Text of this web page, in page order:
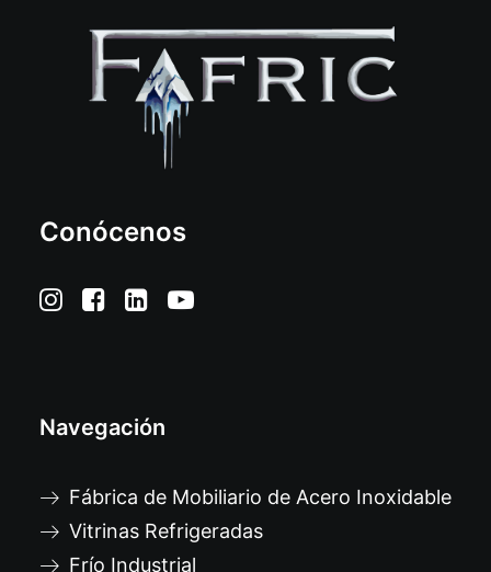
Conócenos
Navegación
Fábrica de Mobiliario de Acero Inoxidable
Vitrinas Refrigeradas
Frío Industrial